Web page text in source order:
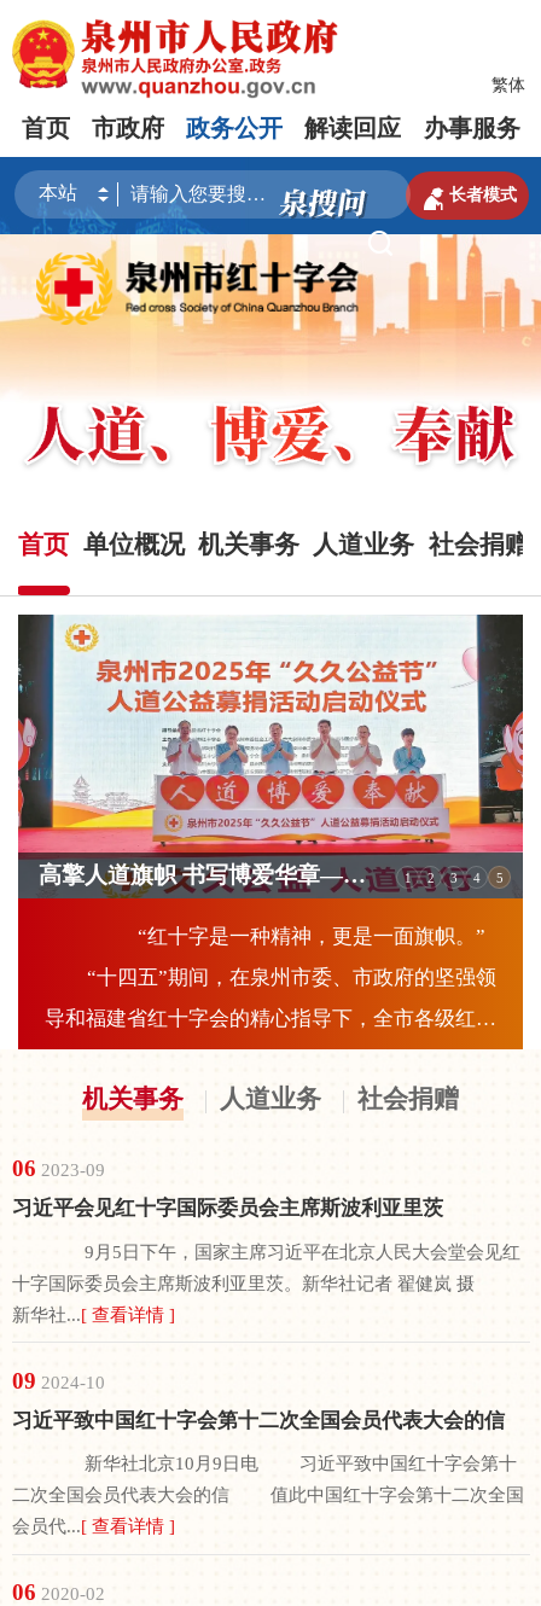
繁体
首页 市政府 政务公开 解读回应 办事服务

 长者模式
首页 单位概况 机关事务 人道业务 社会捐赠
高擎人道旗帜 书写博爱华章——泉州市红十字事业发展五年综述
“红十字是一种精神，更是一面旗帜。”
“十四五”期间，在泉州市委、市政府的坚强领
导和福建省红十字会的精心指导下，全市各级红十
指导，以习...
1 2 3 4 5
机关事务 人道业务 社会捐赠
06 2023-09
习近平会见红十字国际委员会主席斯波利亚里茨
9月5日下午，国家主席习近平在北京人民大会堂会见红
十字国际委员会主席斯波利亚里茨。新华社记者 翟健岚 摄
新华社...[ 查看详情 ]
09 2024-10
习近平致中国红十字会第十二次全国会员代表大会的信
新华社北京10月9日电 习近平致中国红十字会第十
二次全国会员代表大会的信 值此中国红十字会第十二次全国
会员代...[ 查看详情 ]
06 2020-02